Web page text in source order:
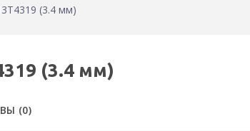
(3.4 мм)
(3.4 мм)
(0)